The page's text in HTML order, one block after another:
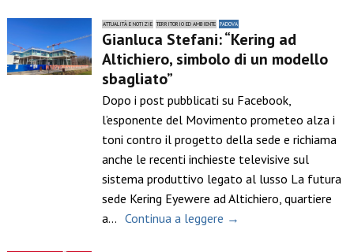
ATTUALITÀ E NOTIZIE TERRITORIO ED AMBIENTE PADOVA
Gianluca Stefani: “Kering ad
Altichiero, simbolo di un modello
sbagliato”
Dopo i post pubblicati su Facebook,
l’esponente del Movimento prometeo alza i
toni contro il progetto della sede e richiama
anche le recenti inchieste televisive sul
sistema produttivo legato al lusso La futura
sede Kering Eyewere ad Altichiero, quartiere
a… Continua a leggere →